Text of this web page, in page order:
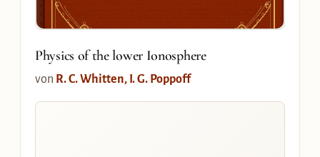
Physics of the lower Ionosphere
von R. C. Whitten, I. G. Poppoff